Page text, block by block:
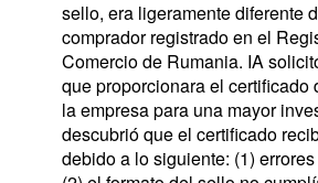
sello, era ligeramente diferente
comprador registrado en el
Comercio de Rumania. IA
que proporcionara el certificado
la empresa para una mayor
descubrió que el certificado
debido a lo siguiente: (1)